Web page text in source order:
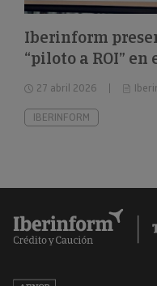
Iberinform
“piloto a ROI”
FEBIS
27 abril 2026
IBERINFORM